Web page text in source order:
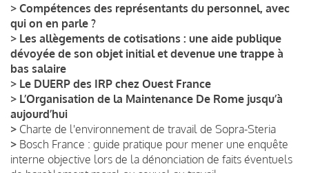
> Compétences des représentants du personnel, avec
qui on en parle ?
> Les allègements de cotisations : une aide publique
dévoyée de son objet initial et devenue une trappe à
bas salaire
> Le DUERP des IRP chez Ouest France
> L’Organisation de la Maintenance De Rome jusqu’à
aujourd’hui
> Charte de l'environnement de travail de Sopra-Steria
> Bosch France : guide pratique pour mener une enquête
interne objective lors de la dénonciation de faits éventuels